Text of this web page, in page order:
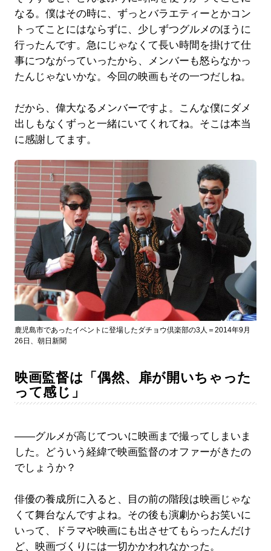
なる。僕はその時に、ずっとバラエティーとかコン
トってことにはならずに、少しずつグルメのほうに
行ったんです。急にじゃなくて長い時間を掛けて仕
事につながっていったから、メンバーも怒らなかっ
たんじゃないかな。今回の映画もその一つだしね。
だから、偉大なるメンバーですよ。こんな僕にダメ
出しもなくずっと一緒にいてくれてね。そこは本当
に感謝してます。
鹿児島市であったイベントに登場したダチョウ倶楽部の3人＝2014年9月
26日、朝日新聞
映画監督は「偶然、扉が開いちゃった
って感じ」
――グルメが高じてついに映画まで撮ってしまいま
した。どういう経緯で映画監督のオファーがきたの
でしょうか？
俳優の養成所に入ると、目の前の階段は映画じゃな
くて舞台なんですよね。その後も演劇からお笑いに
いって、ドラマや映画にも出させてもらったんだけ
ど、映画づくりには一切かかわれなかった。